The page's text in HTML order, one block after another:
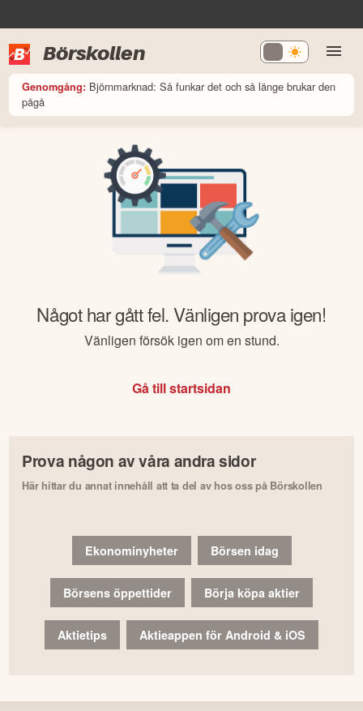
Börskollen
Genomgång: Björnmarknad: Så funkar det och så länge brukar den
pågå
Något har gått fel. Vänligen prova igen!
Vänligen försök igen om en stund.
Gå till startsidan
Prova någon av våra andra sidor
Här hittar du annat innehåll att ta del av hos oss på Börskollen
Ekonominyheter Börsen idag
Börsens öppettider Börja köpa aktier
Aktietips Aktieappen för Android & iOS